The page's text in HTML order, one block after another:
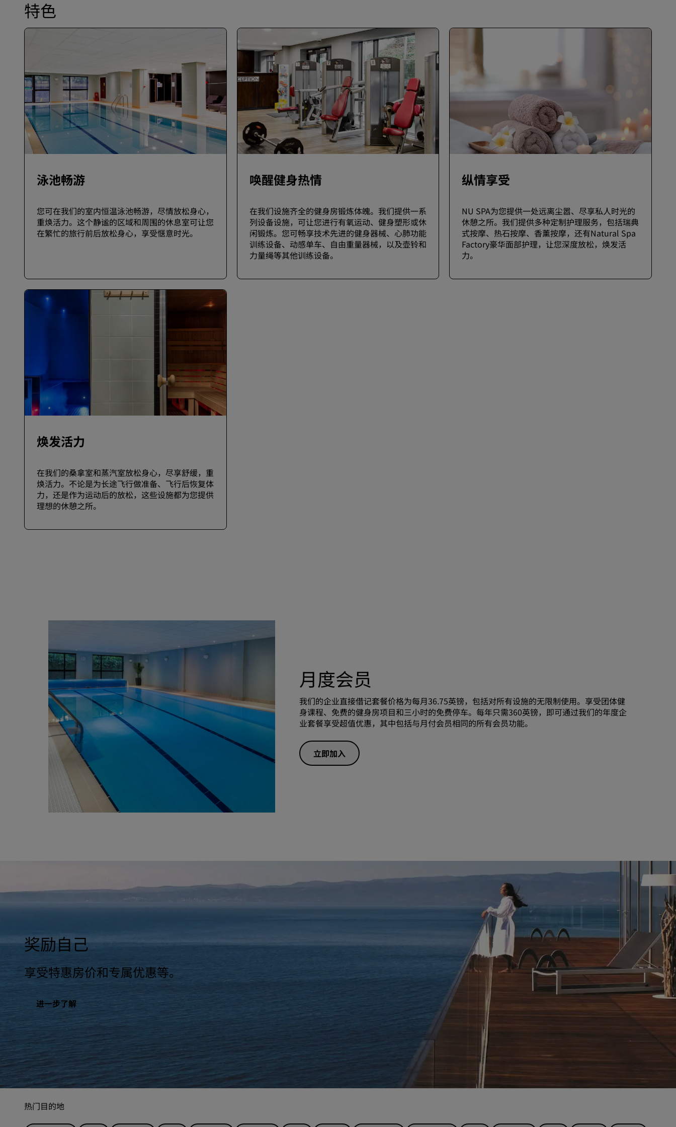
特色
泳池畅游
您可在我们的室内恒温泳池畅游，尽情放松身心，
重焕活力。这个静谧的区域和周围的休息室可让您
在繁忙的旅行前后放松身心，享受惬意时光。
唤醒健身热情
在我们设施齐全的健身房锻炼体魄。我们提供一系
列设备设施，可让您进行有氧运动、健身塑形或休
闲锻炼。您可畅享技术先进的健身器械、心肺功能
训练设备、动感单车、自由重量器械，以及壶铃和
力量绳等其他训练设备。
纵情享受
NU SPA为您提供一处远离尘嚣、尽享私人时光的
休憩之所。我们提供多种定制护理服务，包括瑞典
式按摩、热石按摩、香薰按摩，还有Natural Spa
Factory豪华面部护理，让您深度放松，焕发活
力。
焕发活力
在我们的桑拿室和蒸汽室放松身心，尽享舒缓，重
焕活力。不论是为长途飞行做准备、飞行后恢复体
力，还是作为运动后的放松，这些设施都为您提供
理想的休憩之所。
月度会员
我们的企业直接借记套餐价格为每月36.75英镑，包括对所有设施的无限制使用。享受团体健
身课程、免费的健身房项目和三小时的免费停车。每年只需360英镑，即可通过我们的年度企
业套餐享受超值优惠，其中包括与月付会员相同的所有会员功能。
立即加入
奖励自己
享受特惠房价和专属优惠等。
进一步了解
热门目的地